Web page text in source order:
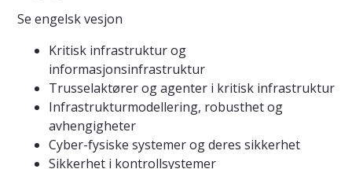
Se engelsk vesjon
Kritisk infrastruktur og
informasjonsinfrastruktur
Trusselaktører og agenter i kritisk infrastruktur
Infrastrukturmodellering, robusthet og
avhengigheter
Cyber-fysiske systemer og deres sikkerhet
Sikkerhet i kontrollsystemer